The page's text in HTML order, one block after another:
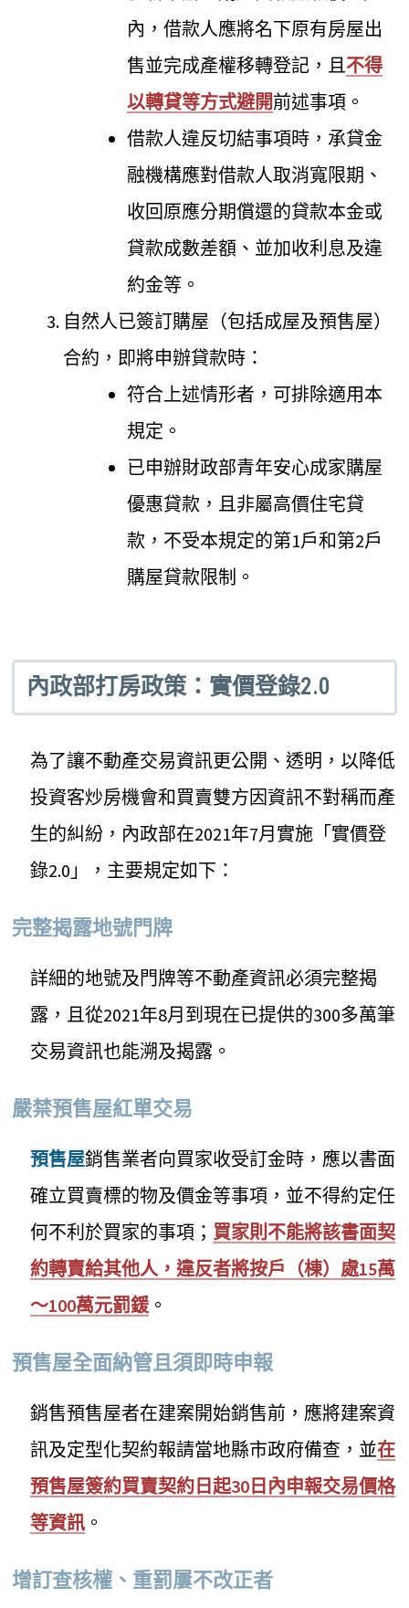
內，借款人應將名下原有房屋出
售並完成產權移轉登記，且不得
以轉貸等方式避開前述事項。
借款人違反切結事項時，承貸金
融機構應對借款人取消寬限期、
收回原應分期償還的貸款本金或
貸款成數差額、並加收利息及違
約金等。
自然人已簽訂購屋（包括成屋及預售屋）
合約，即將申辦貸款時：
符合上述情形者，可排除適用本
規定。
已申辦財政部青年安心成家購屋
優惠貸款，且非屬高價住宅貸
款，不受本規定的第1戶和第2戶
購屋貸款限制。
內政部打房政策：實價登錄2.0
為了讓不動產交易資訊更公開、透明，以降低
投資客炒房機會和買賣雙方因資訊不對稱而產
生的糾紛，內政部在2021年7月實施「實價登
錄2.0」，主要規定如下：
完整揭露地號門牌
詳細的地號及門牌等不動產資訊必須完整揭
露，且從2021年8月到現在已提供的300多萬筆
交易資訊也能溯及揭露。
嚴禁預售屋紅單交易
預售屋銷售業者向買家收受訂金時，應以書面
確立買賣標的物及價金等事項，並不得約定任
何不利於買家的事項； 買家則不能將該書面契
約轉賣給其他人，違反者將按戶（棟）處15萬
～100萬元罰鍰 。
預售屋全面納管且須即時申報
銷售預售屋者在建案開始銷售前，應將建案資
訊及定型化契約報請當地縣市政府備查，並在
預售屋簽約買賣契約日起30日內申報交易價格
等資訊 。
增訂查核權、重罰屢不改正者